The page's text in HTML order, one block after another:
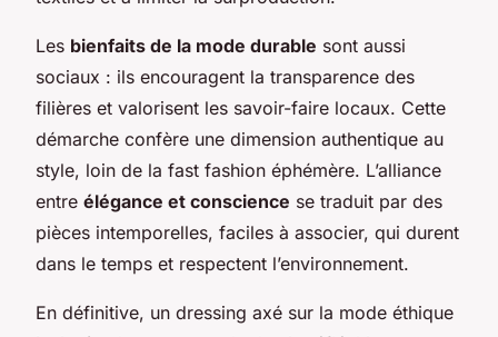
Les bienfaits de la mode durable sont aussi
sociaux : ils encouragent la transparence des
filières et valorisent les savoir-faire locaux. Cette
démarche confère une dimension authentique au
style, loin de la fast fashion éphémère. L’alliance
entre élégance et conscience se traduit par des
pièces intemporelles, faciles à associer, qui durent
dans le temps et respectent l’environnement.
En définitive, un dressing axé sur la mode éthique